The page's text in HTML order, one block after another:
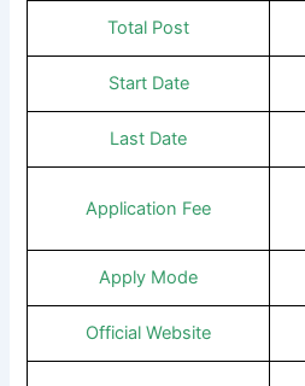
Total Post
Start Date
Last Date
Application Fee
Apply Mode
Official Website